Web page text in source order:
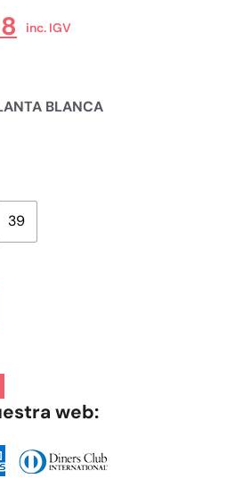
inc. IGV
BLANCA
39
web: